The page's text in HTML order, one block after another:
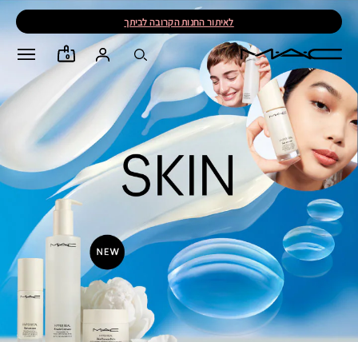
לאיתור החנות הקרובה לביתך
0